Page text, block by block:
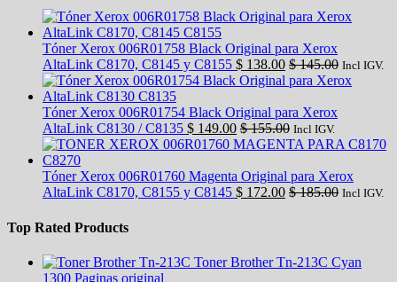
Tóner Xerox 006R01758 Black Original para Xerox
AltaLink C8170, C8145 y C8155 $ 138.00 $145.00 Incl IGV.
Tóner Xerox 006R01754 Black Original para Xerox
AltaLink C8130 / C8135 $ 149.00 $155.00 Incl IGV.
Tóner Xerox 006R01760 Magenta Original para Xerox
AltaLink C8170, C8155 y C8145 $ 172.00 $185.00 Incl IGV.
Top Rated Products
Toner Brother Tn-213C Cyan
1300 Paginas original